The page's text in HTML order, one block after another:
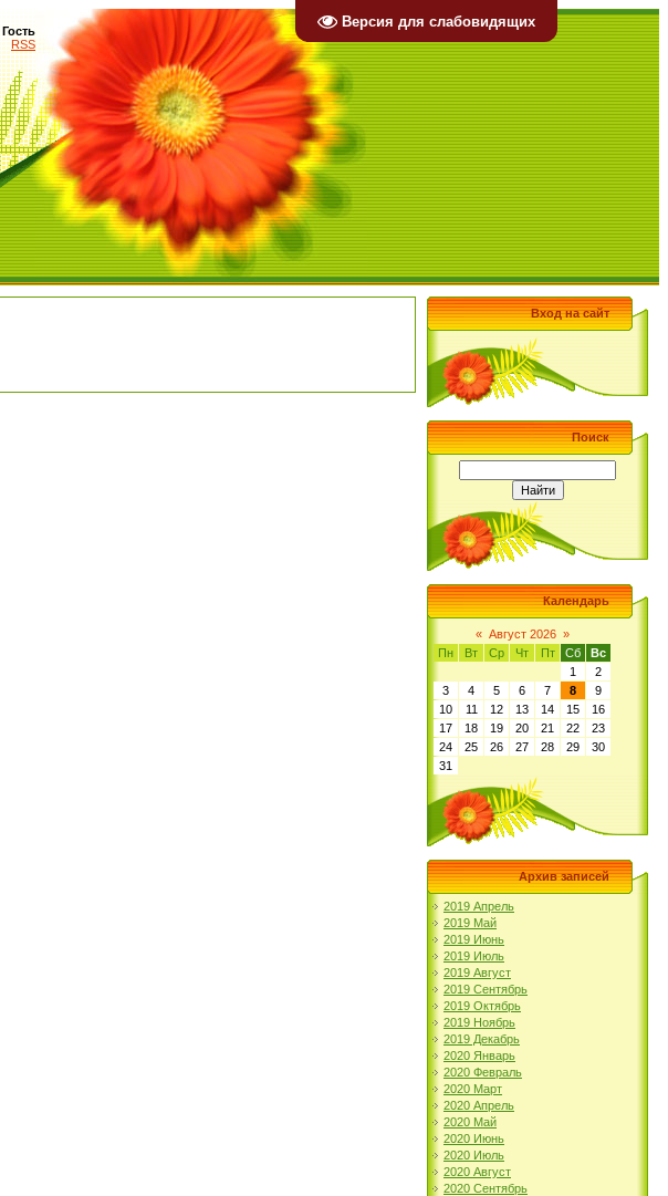
Версия для слабовидящих
Гость
RSS
Вход на сайт
Поиск
Календарь
« Август 2026 »
Пн
Вт Ср Чт Пт Сб
Вс
1
2
3
4 5 6 7 8
9
10
11 12 13 14 15
16
17
18 19 20 21 22
23
24
25 26 27 28 29
30
31
Архив записей
2019 Апрель
2019 Май
2019 Июнь
2019 Июль
2019 Август
2019 Сентябрь
2019 Октябрь
2019 Ноябрь
2019 Декабрь
2020 Январь
2020 Февраль
2020 Март
2020 Апрель
2020 Май
2020 Июнь
2020 Июль
2020 Август
2020 Сентябрь